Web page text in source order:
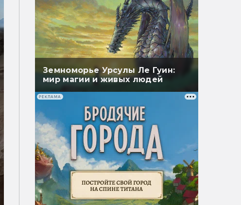
Земноморье Урсулы Ле Гуин:
мир магии и живых людей
РЕКЛАМА